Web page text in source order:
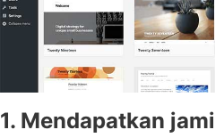
1. Mendapatkan